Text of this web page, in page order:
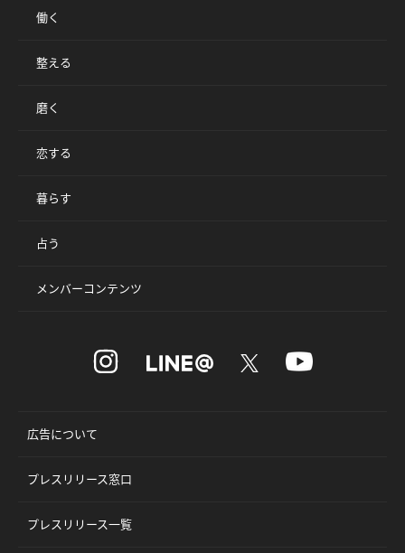
働く
整える
磨く
恋する
暮らす
占う
メンバーコンテンツ
広告について
プレスリリース窓口
プレスリリース一覧